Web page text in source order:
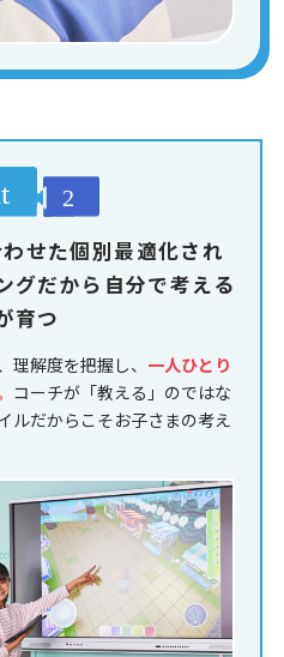
せた個別最適化され
グだから自分で考える
育つ
理解度を把握し、 一人ひとり
コーチが「教える」のではな
ルだからこそお子さまの考え